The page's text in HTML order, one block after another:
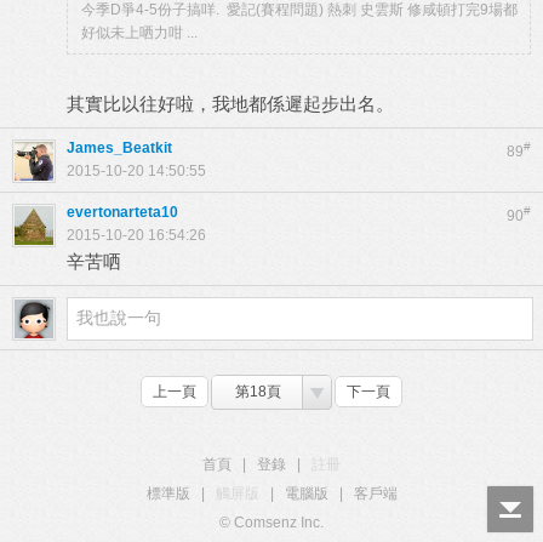
今季D爭4-5份子搞咩. 愛記(賽程問題) 熱刺 史雲斯 修咸頓打完9場都
好似未上哂力咁 ...
其實比以往好啦，我地都係遲起步出名。
89#
James_Beatkit
2015-10-20 14:50:55
90#
evertonarteta10
2015-10-20 16:54:26
辛苦哂
上一頁 第18頁 下一頁
首頁 登錄
標準版
觸屏版 電腦版
客戶端
© Comsenz Inc.